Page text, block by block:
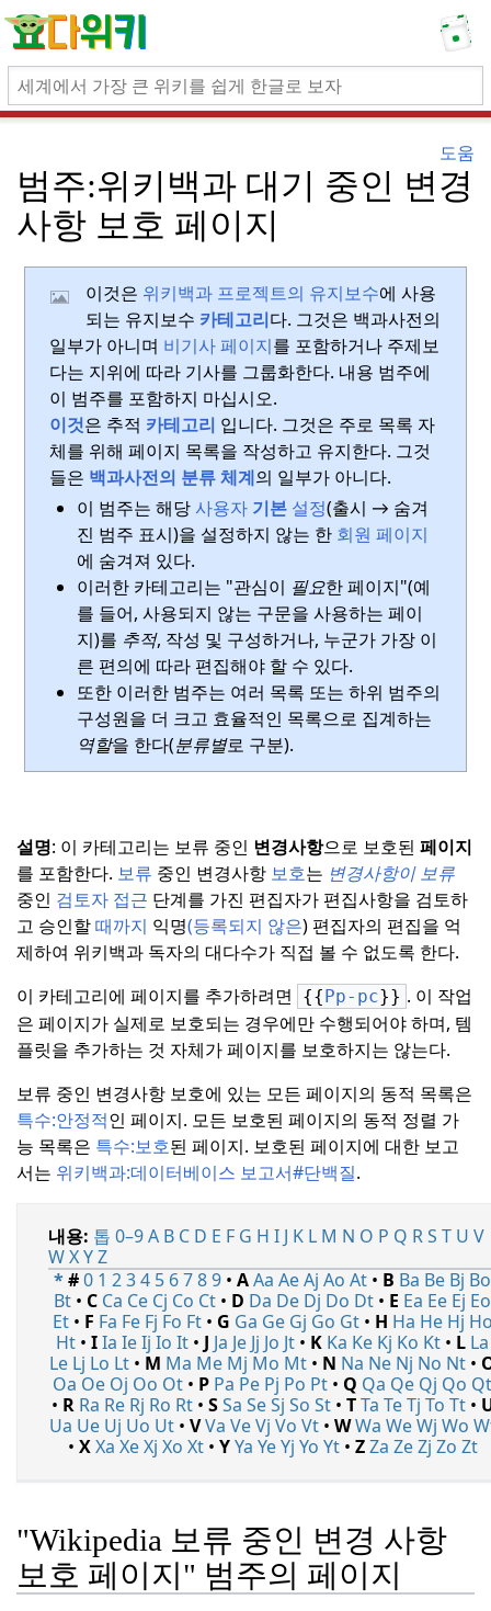
도움
범주:위키백과 대기 중인 변경
사항 보호 페이지
이것은 위키백과 프로젝트의 유지보수에 사용
되는 유지보수 카테고리다. 그것은 백과사전의
일부가 아니며 비기사 페이지를 포함하거나 주제보
다는 지위에 따라 기사를 그룹화한다. 내용 범주에
이 범주를 포함하지 마십시오.
이것은 추적 카테고리 입니다. 그것은 주로 목록 자
체를 위해 페이지 목록을 작성하고 유지한다. 그것
들은 백과사전의 분류 체계의 일부가 아니다.
이 범주는 해당사용자 기본 설정(출시 → 숨겨
진 범주 표시)을 설정하지 않는 한 회원 페이지
에 숨겨져 있다.
이러한 카테고리는 "관심이 필요한 페이지"(예
를 들어, 사용되지 않는 구문을 사용하는 페이
지)를 추적, 작성 및 구성하거나, 누군가 가장 이
른 편의에 따라 편집해야 할 수 있다.
또한 이러한 범주는 여러 목록 또는 하위 범주의
구성원을 더 크고 효율적인 목록으로 집계하는
역할을 한다(분류별로 구분).
설명: 이 카테고리는 보류 중인 변경사항으로 보호된 페이지
를 포함한다. 보류 중인 변경사항 보호는 변경사항이 보류
중인 검토자 접근 단계를 가진 편집자가 편집사항을 검토하
고 승인할때까지 익명(등록되지 않은) 편집자의 편집을 억
제하여 위키백과 독자의 대다수가 직접 볼 수 없도록 한다.
이 카테고리에 페이지를 추가하려면
{{Pp-pc}} . 이 작업
은 페이지가 실제로 보호되는 경우에만 수행되어야 하며, 템
플릿을 추가하는 것 자체가 페이지를 보호하지는 않는다.
보류 중인 변경사항 보호에 있는 모든 페이지의 동적 목록은
특수:안정적인 페이지. 모든 보호된 페이지의 동적 정렬 가
능 목록은 특수:보호된 페이지. 보호된 페이지에 대한 보고
서는 위키백과:데이터베이스 보고서#단백질.
내용: 톱 0–9A B C D E F G H I J K L M N O P Q RS T U V
WXYZ
*#0 1 234 5 6789 •AAa AeAj Ao At • B Ba Be Bj Bo
Bt • C Ca Ce Cj Co Ct • D Da De Dj Do Dt • E Ea Ee Ej Eo
Et• F Fa Fe Fj Fo Ft• G Ga Ge Gj Go Gt• H Ha He Hj
Ht •IIa IeIj Io It • J Ja Je Jj Jo Jt • K Ka Ke Kj Ko Kt • L La
Le Lj Lo Lt • M Ma Me Mj Mo Mt • N Na Ne Nj No Nt •
Oa Oe Oj Oo Ot • P Pa Pe Pj Po Pt • Q Qa Qe Qj Qo
• R Ra Re Rj Ro Rt• SSa SeSj So St• TTa TeTj To Tt•
Ua Ue Uj Uo Ut• VVa VeVj Vo Vt• WWa WeWj Wo
• XXa XeXj Xo Xt• YYa YeYj Yo Yt• ZZa ZeZj Zo Zt
"Wikipedia 보류 중인 변경 사항
보호 페이지" 범주의 페이지